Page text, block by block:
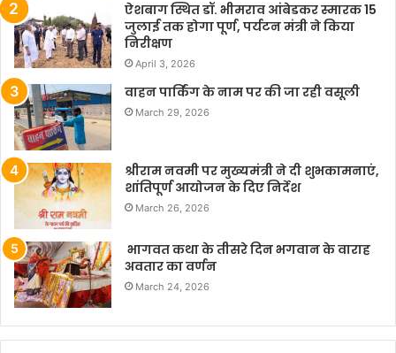
ऐशबाग स्थित डॉ. भीमराव आंबेडकर स्मारक 15
जुलाई तक होगा पूर्ण, पर्यटन मंत्री ने किया
निरीक्षण
April 3, 2026
वाहन पार्किंग के नाम पर की जा रही वसूली
March 29, 2026
श्रीराम नवमी पर मुख्यमंत्री ने दी शुभकामनाएं,
शांतिपूर्ण आयोजन के दिए निर्देश
March 26, 2026
भागवत कथा के तीसरे दिन भगवान के वाराह
अवतार का वर्णन
March 24, 2026